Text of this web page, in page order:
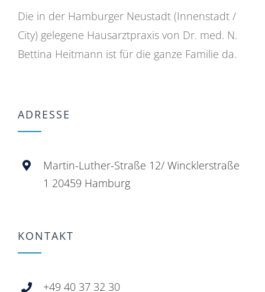
Die in der Hamburger Neustadt (Innenstadt /
City) gelegene Hausarztpraxis von Dr. med. N.
Bettina Heitmann ist für die ganze Familie da.
ADRESSE
Martin-Luther-Straße 12/ Wincklerstraße
1 20459 Hamburg
KONTAKT
+49 40 37 32 30